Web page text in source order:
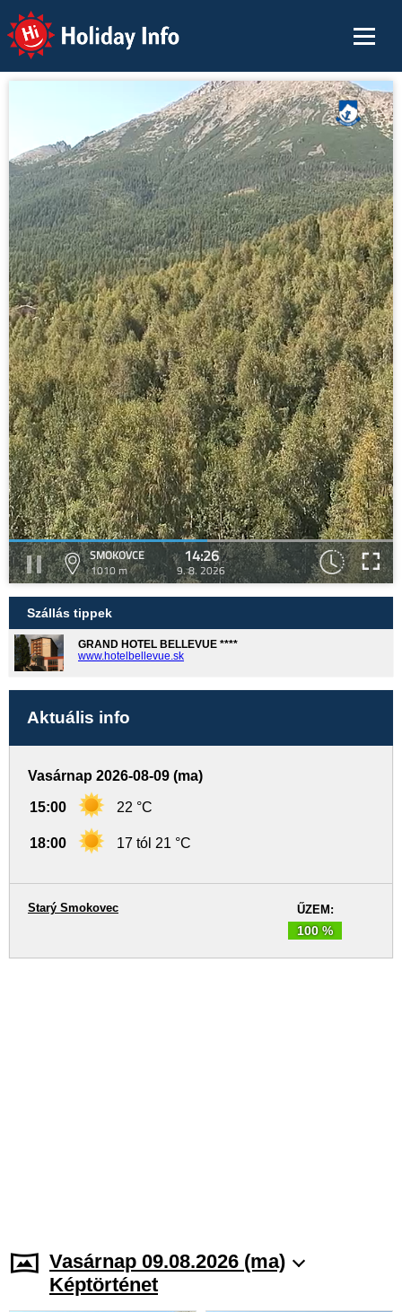
Holiday Info
SMOKOVCE
1010 m
14:26
9. 8. 2026
Szállás tippek
GRAND HOTEL BELLEVUE ****
www.hotelbellevue.sk
Aktuális info
Vasárnap 2026-08-09 (ma)
15:00 22 °C
18:00 17 tól 21 °C
ŰZEM:
100 %
Starý Smokovec
Vasárnap 09.08.2026 (ma)
Képtörténet